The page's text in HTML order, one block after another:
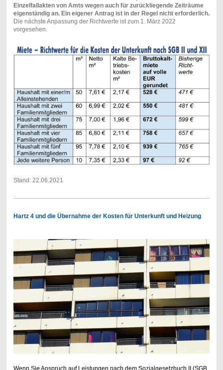
Einzelfallakten von Amts wegen auch für zurückliegende Zeiträume
eigenständig an. Ein eigener Antrag ist in der Regel nicht erforderlich.
Die nächste Anpassung der Richtwerte ist zum 1. März 2022
vorgesehen.
Stand: 22.06.2021
Hartz 4 und die Übernahme der Kosten für Unterkunft und Heizung